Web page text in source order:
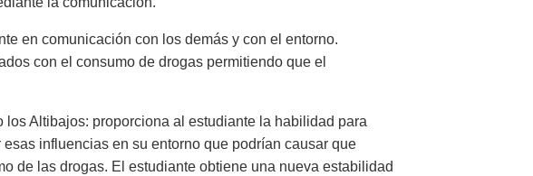
en comunicación con los demás y con el entorno.
con el consumo de drogas permitiendo que el
los Altibajos: proporciona al estudiante la habilidad para
esas influencias en su entorno que podrían causar que
de las drogas. El estudiante obtiene una nueva estabilidad